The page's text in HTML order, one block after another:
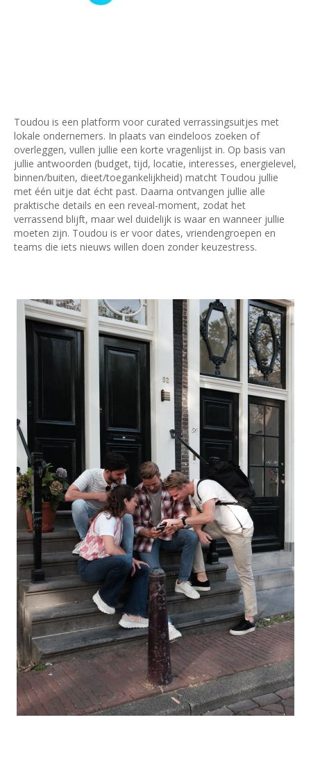
Toudou is een platform voor curated verrassingsuitjes met
lokale ondernemers. In plaats van eindeloos zoeken of
overleggen, vullen jullie een korte vragenlijst in. Op basis van
jullie antwoorden (budget, tijd, locatie, interesses, energielevel,
binnen/buiten, dieet/toegankelijkheid) matcht Toudou jullie
met één uitje dat écht past. Daarna ontvangen jullie alle
praktische details en een reveal-moment, zodat het
verrassend blijft, maar wel duidelijk is waar en wanneer jullie
moeten zijn. Toudou is er voor dates, vriendengroepen en
teams die iets nieuws willen doen zonder keuzestress.